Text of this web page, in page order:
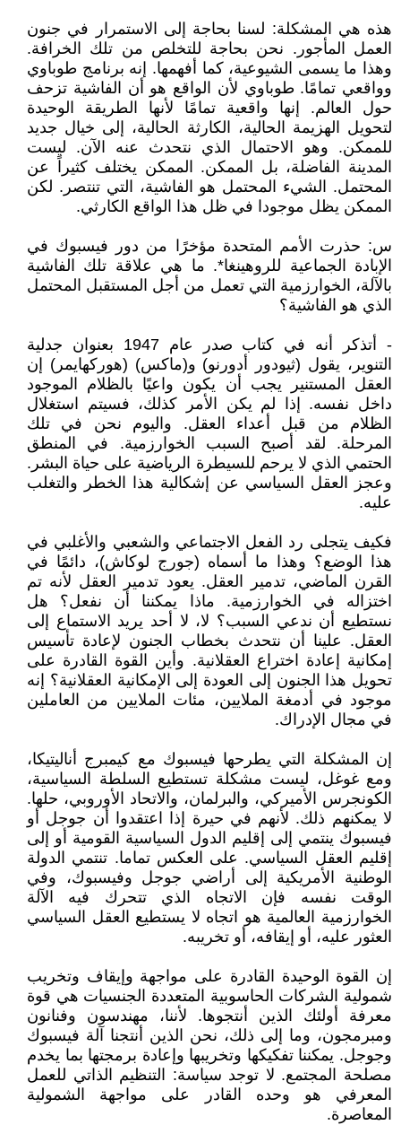
هذه هي المشكلة: لسنا بحاجة إلى الاستمرار في جنون
العمل المأجور. نحن بحاجة للتخلص من تلك الخرافة.
وهذا ما يسمى الشيوعية، كما أفهمها. إنه برنامج طوباوي
وواقعي تمامًا. طوباوي لأن الواقع هو أن الفاشية تزحف
حول العالم. إنها واقعية تمامًا لأنها الطريقة الوحيدة
لتحويل الهزيمة الحالية، الكارثة الحالية، إلى خيال جديد
للممكن. وهو الاحتمال الذي نتحدث عنه الآن. ليست
المدينة الفاضلة، بل الممكن. الممكن يختلف كثيراً عن
المحتمل. الشيء المحتمل هو الفاشية، التي تنتصر. لكن
الممكن يظل موجودا في ظل هذا الواقع الكارثي.
س: حذرت الأمم المتحدة مؤخرًا من دور فيسبوك في
الإبادة الجماعية للروهينغا*. ما هي علاقة تلك الفاشية
بالآلة، الخوارزمية التي تعمل من أجل المستقبل المحتمل
الذي هو الفاشية؟
- أتذكر أنه في كتاب صدر عام 1947 بعنوان جدلية
التنوير، يقول (ثيودور أدورنو) و(ماكس) (هوركهايمر) إن
العقل المستنير يجب أن يكون واعيًا بالظلام الموجود
داخل نفسه. إذا لم يكن الأمر كذلك، فسيتم استغلال
الظلام من قبل أعداء العقل. واليوم نحن في تلك
المرحلة. لقد أصبح السبب الخوارزمية. في المنطق
الحتمي الذي لا يرحم للسيطرة الرياضية على حياة البشر.
وعجز العقل السياسي عن إشكالية هذا الخطر والتغلب
عليه.
فكيف يتجلى رد الفعل الاجتماعي والشعبي والأغلبي في
هذا الوضع؟ وهذا ما أسماه (جورج لوكاش)، دائمًا في
القرن الماضي، تدمير العقل. يعود تدمير العقل لأنه تم
اختزاله في الخوارزمية. ماذا يمكننا أن نفعل؟ هل
نستطيع أن ندعي السبب؟ لا، لا أحد يريد الاستماع إلى
العقل. علينا أن نتحدث بخطاب الجنون لإعادة تأسيس
إمكانية إعادة اختراع العقلانية. وأين القوة القادرة على
تحويل هذا الجنون إلى العودة إلى الإمكانية العقلانية؟ إنه
موجود في أدمغة الملايين، مئات الملايين من العاملين
في مجال الإدراك.
إن المشكلة التي يطرحها فيسبوك مع كيمبرج أناليتيكا،
ومع غوغل، ليست مشكلة تستطيع السلطة السياسية،
الكونجرس الأميركي، والبرلمان، والاتحاد الأوروبي، حلها.
لا يمكنهم ذلك. لأنهم في حيرة إذا اعتقدوا أن جوجل أو
فيسبوك ينتمي إلى إقليم الدول السياسية القومية أو إلى
إقليم العقل السياسي. على العكس تماما. تنتمي الدولة
الوطنية الأمريكية إلى أراضي جوجل وفيسبوك، وفي
الوقت نفسه فإن الاتجاه الذي تتحرك فيه الآلة
الخوارزمية العالمية هو اتجاه لا يستطيع العقل السياسي
العثور عليه، أو إيقافه، أو تخريبه.
إن القوة الوحيدة القادرة على مواجهة وإيقاف وتخريب
شمولية الشركات الحاسوبية المتعددة الجنسيات هي قوة
معرفة أولئك الذين أنتجوها. لأننا، مهندسون وفنانون
ومبرمجون، وما إلى ذلك، نحن الذين أنتجنا آلة فيسبوك
وجوجل. يمكننا تفكيكها وتخريبها وإعادة برمجتها بما يخدم
مصلحة المجتمع. لا توجد سياسة: التنظيم الذاتي للعمل
المعرفي هو وحده القادر على مواجهة الشمولية
المعاصرة.